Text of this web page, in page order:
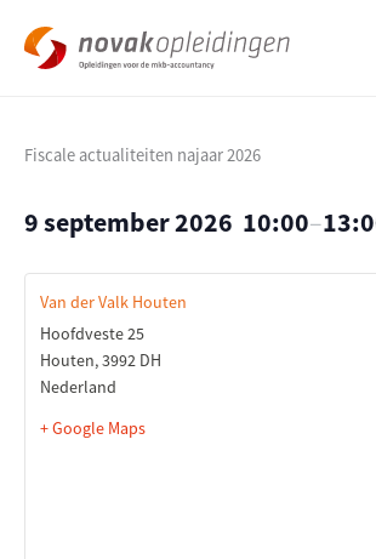
naar
inhoud
Fiscale actualiteiten najaar 2026
9 september 2026 10:00–
Van der Valk Houten
Hoofdveste 25
Houten,3992 DH
Nederland
+ Google Maps